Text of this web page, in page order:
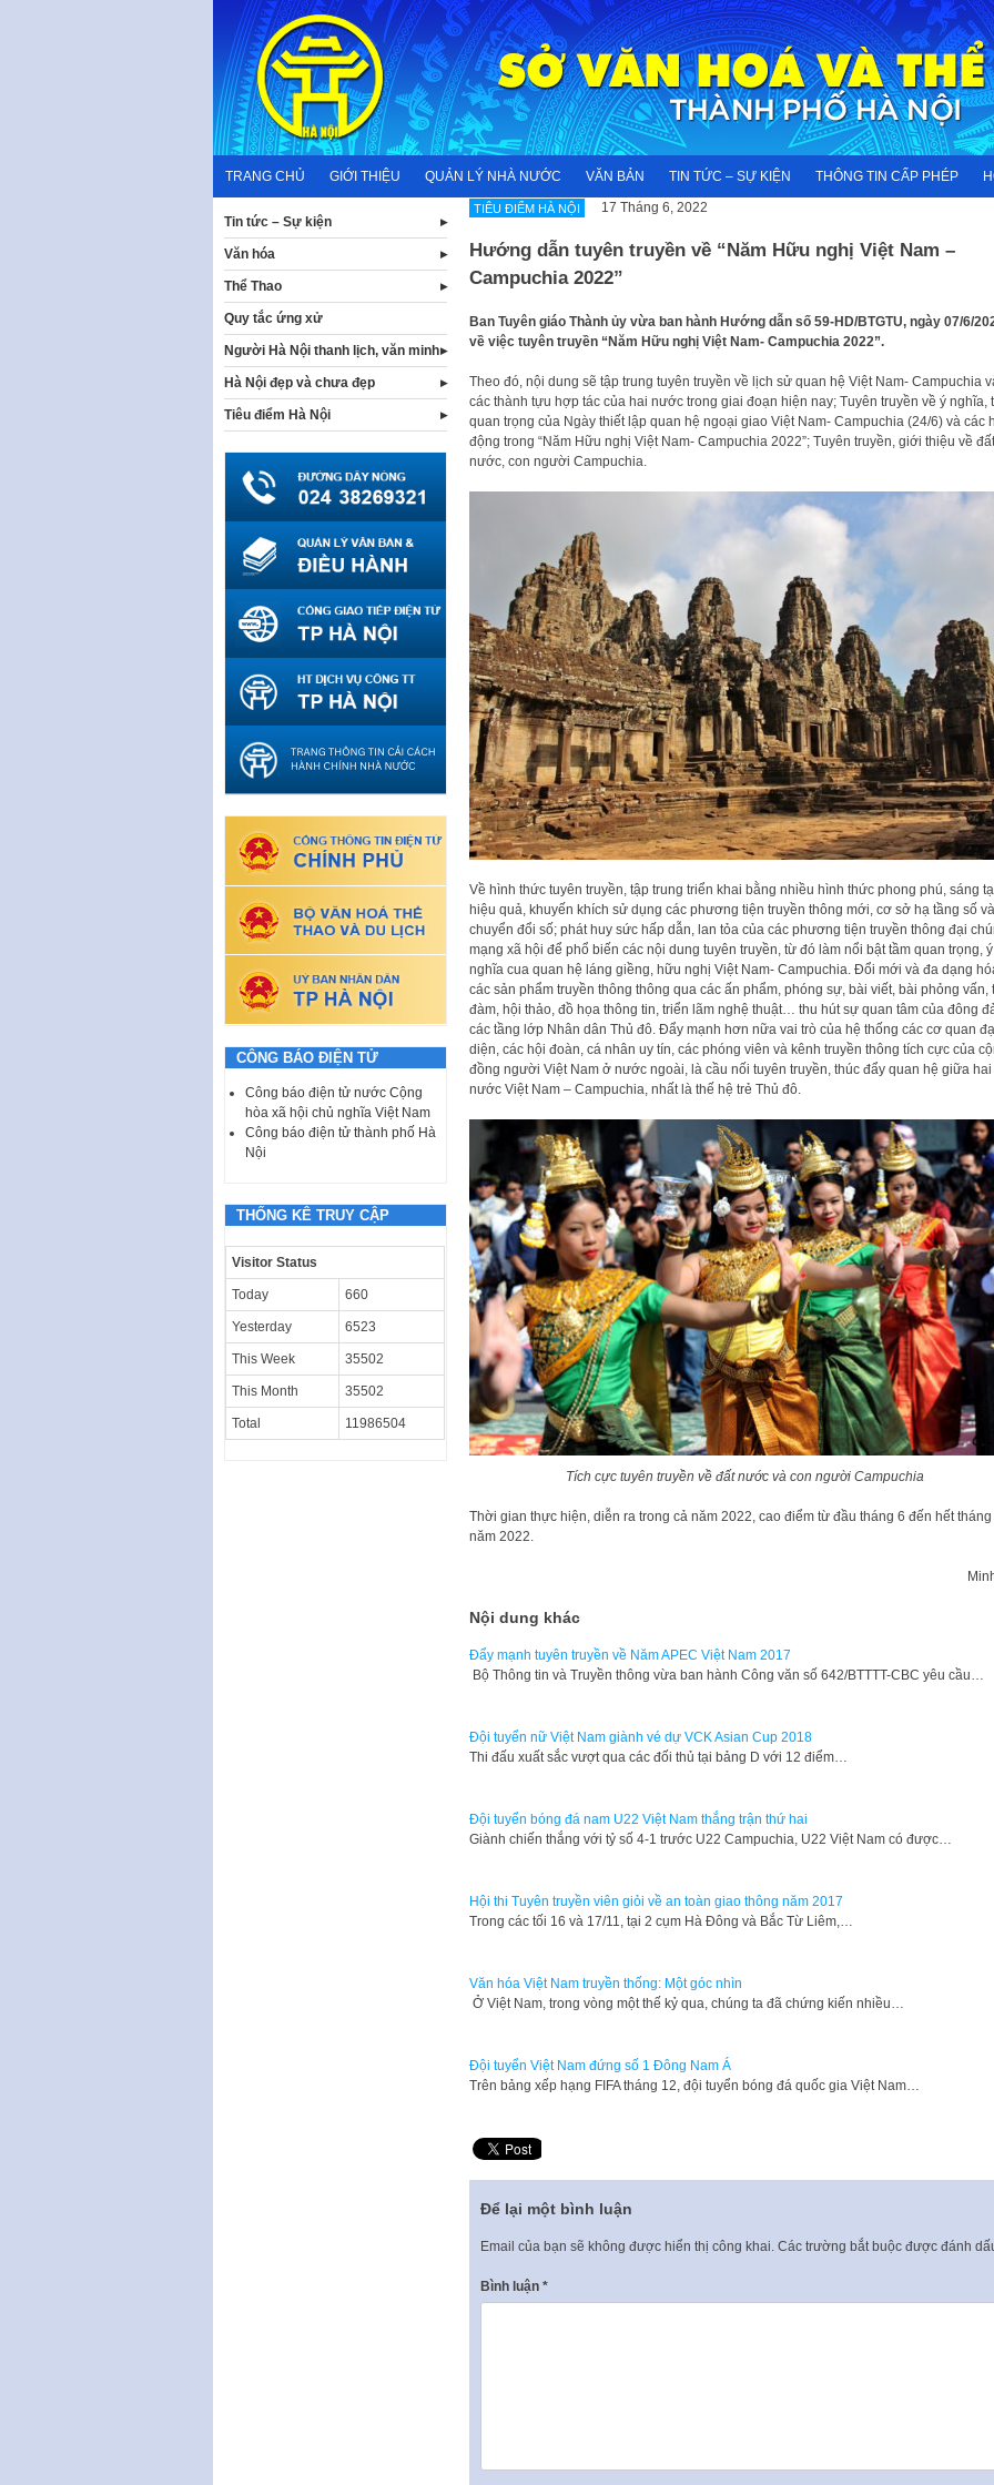
content
TRANG CHỦ GIỚI THIỆU QUẢN LÝ NHÀ NƯỚC VĂN BẢN TIN TỨC – SỰ KIỆN THÔNG TIN CẤP PHÉP
TIÊU ĐIỂM HÀ NỘI 17 Tháng 6, 2022
Hướng dẫn tuyên truyền về “Năm Hữu nghị Việt Nam –
Campuchia 2022”
Ban Tuyên giáo Thành ủy vừa ban hành Hướng dẫn số 59-HD/BTGTU, ngày 07/6/
về việc tuyên truyền “Năm Hữu nghị Việt Nam- Campuchia 2022”.
Theo đó, nội dung sẽ tập trung tuyên truyền về lịch sử quan hệ Việt Nam- Campuchia
các thành tựu hợp tác của hai nước trong giai đoạn hiện nay; Tuyên truyền về ý nghĩa,
quan trọng của Ngày thiết lập quan hệ ngoại giao Việt Nam- Campuchia (24/6) và các
động trong “Năm Hữu nghị Việt Nam- Campuchia 2022”; Tuyên truyền, giới thiệu về đất
nước, con người Campuchia.
Về hình thức tuyên truyền, tập trung triển khai bằng nhiều hình thức phong phú, sáng
hiệu quả, khuyến khích sử dụng các phương tiện truyền thông mới, cơ sở hạ tầng số và
chuyển đổi số; phát huy sức hấp dẫn, lan tỏa của các phương tiện truyền thông đại
mạng xã hội để phổ biến các nội dung tuyên truyền, từ đó làm nổi bật tầm quan trọng, ý
nghĩa cua quan hệ láng giềng, hữu nghị Việt Nam- Campuchia. Đổi mới và đa dạng
các sản phẩm truyền thông thông qua các ấn phẩm, phóng sự, bài viết, bài phỏng vấn,
đàm, hội thảo, đồ họa thông tin, triển lãm nghệ thuật… thu hút sự quan tâm của đông
các tầng lớp Nhân dân Thủ đô. Đẩy mạnh hơn nữa vai trò của hệ thống các cơ quan
diện, các hội đoàn, cá nhân uy tín, các phóng viên và kênh truyền thông tích cực của
đồng người Việt Nam ở nước ngoài, là cầu nối tuyên truyền, thúc đẩy quan hệ giữa hai
nước Việt Nam – Campuchia, nhất là thế hệ trẻ Thủ đô.
Tích cực tuyên truyền về đất nước và con người Campuchia
Thời gian thực hiện, diễn ra trong cả năm 2022, cao điểm từ đầu tháng 6 đến hết tháng
năm 2022.
Nội dung khác
Đẩy mạnh tuyên truyền về Năm APEC Việt Nam 2017
Bộ Thông tin và Truyền thông vừa ban hành Công văn số 642/BTTTT-CBC yêu cầu…
Đội tuyển nữ Việt Nam giành vé dự VCK Asian Cup 2018
Thi đấu xuất sắc vượt qua các đối thủ tại bảng D với 12 điểm…
Đội tuyển bóng đá nam U22 Việt Nam thắng trận thứ hai
Giành chiến thắng với tỷ số 4-1 trước U22 Campuchia, U22 Việt Nam có được…
Hội thi Tuyên truyền viên giỏi về an toàn giao thông năm 2017
Trong các tối 16 và 17/11, tại 2 cụm Hà Đông và Bắc Từ Liêm,…
Văn hóa Việt Nam truyền thống: Một góc nhìn
​ Ở Việt Nam, trong vòng một thế kỷ qua, chúng ta đã chứng kiến nhiều…
Đội tuyển Việt Nam đứng số 1 Đông Nam Á
Trên bảng xếp hạng FIFA tháng 12, đội tuyển bóng đá quốc gia Việt Nam…
Để lại một bình luận
Email của bạn sẽ không được hiển thị công khai. Các trường bắt buộc được đánh
Bình luận *
Tin tức – Sự kiện
Văn hóa
Thể Thao
Quy tắc ứng xử
Người Hà Nội thanh lịch, văn minh
Hà Nội đẹp và chưa đẹp
Tiêu điểm Hà Nội
CÔNG BÁO ĐIỆN TỬ
Công báo điện tử nước Cộng
hòa xã hội chủ nghĩa Việt Nam
Công báo điện tử thành phố Hà
Nội
THỐNG KÊ TRUY CẬP
Visitor Status
Today 660
Yesterday 6523
This Week 35502
This Month 35502
Total 11986504